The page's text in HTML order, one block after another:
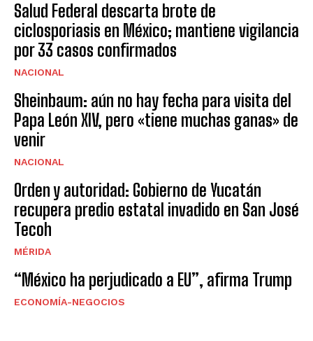
Salud Federal descarta brote de
ciclosporiasis en México; mantiene vigilancia
por 33 casos confirmados
NACIONAL
Sheinbaum: aún no hay fecha para visita del
Papa León XIV, pero «tiene muchas ganas» de
venir
NACIONAL
Orden y autoridad: Gobierno de Yucatán
recupera predio estatal invadido en San José
Tecoh
MÉRIDA
“México ha perjudicado a EU”, afirma Trump
ECONOMÍA-NEGOCIOS